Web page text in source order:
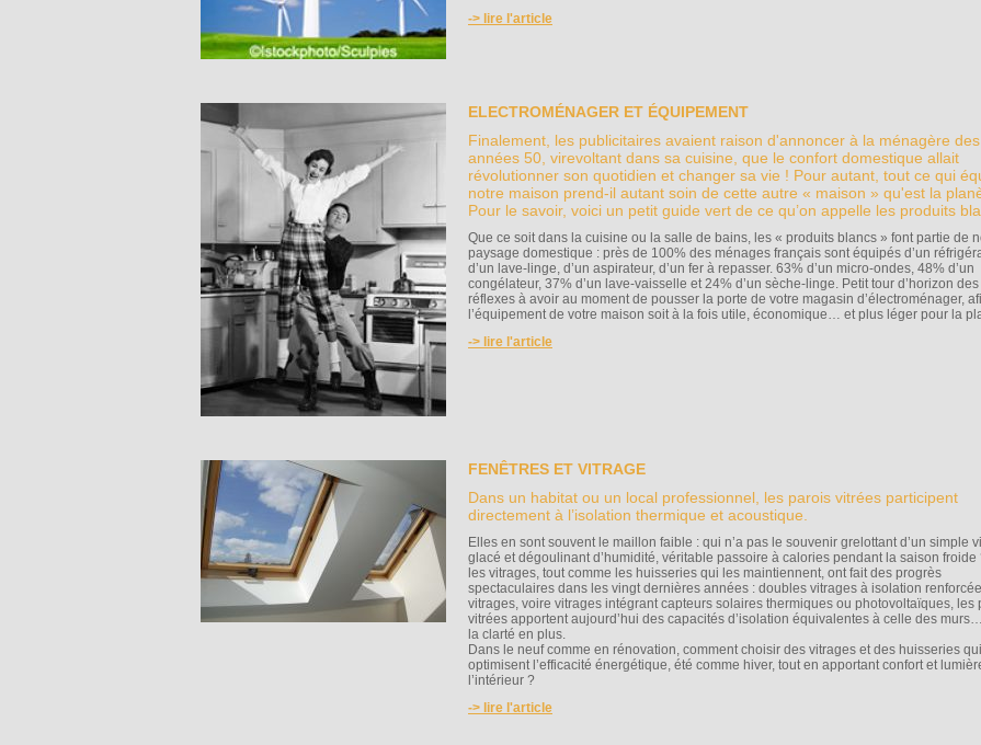
-> lire l'article
ELECTROMÉNAGER ET ÉQUIPEMENT
Finalement, les publicitaires avaient raison d'annoncer à la ménagère des
années 50, virevoltant dans sa cuisine, que le confort domestique allait
révolutionner son quotidien et changer sa vie ! Pour autant, tout ce qui
notre maison prend-il autant soin de cette autre « maison » qu'est la
Pour le savoir, voici un petit guide vert de ce qu’on appelle les produits
Que ce soit dans la cuisine ou la salle de bains, les « produits blancs » font partie de
paysage domestique : près de 100% des ménages français sont équipés d’un
d’un lave-linge, d’un aspirateur, d’un fer à repasser. 63% d’un micro-ondes, 48% d’un
congélateur, 37% d’un lave-vaisselle et 24% d’un sèche-linge. Petit tour d’horizon des
réflexes à avoir au moment de pousser la porte de votre magasin d’électroménager,
l’équipement de votre maison soit à la fois utile, économique… et plus léger pour la
-> lire l'article
FENÊTRES ET VITRAGE
Dans un habitat ou un local professionnel, les parois vitrées participent
directement à l’isolation thermique et acoustique.
Elles en sont souvent le maillon faible : qui n’a pas le souvenir grelottant d’un simple
glacé et dégoulinant d’humidité, véritable passoire à calories pendant la saison froide
les vitrages, tout comme les huisseries qui les maintiennent, ont fait des progrès
spectaculaires dans les vingt dernières années : doubles vitrages à isolation
vitrages, voire vitrages intégrant capteurs solaires thermiques ou photovoltaïques, les
vitrées apportent aujourd’hui des capacités d’isolation équivalentes à celle des
la clarté en plus.
Dans le neuf comme en rénovation, comment choisir des vitrages et des huisseries qui
optimisent l’efficacité énergétique, été comme hiver, tout en apportant confort et
l’intérieur ?
-> lire l'article